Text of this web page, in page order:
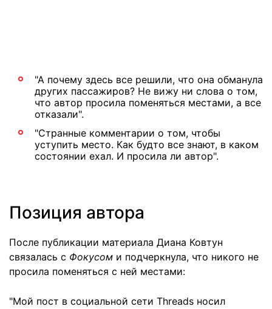
"А почему здесь все решили, что она обманула
других пассажиров? Не вижу ни слова о том,
что автор просила поменяться местами, а все
отказали".
"Странные комментарии о том, чтобы
уступить место. Как будто все знают, в каком
состоянии ехал. И просила ли автор".
Позиция автора
После публикации материала Диана Ковтун
связалась с Фокусом и подчеркнула, что никого не
просила поменяться с ней местами:
"Мой пост в социальной сети Threads носил